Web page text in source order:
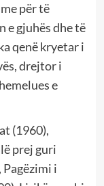
për të
e gjuhës dhe të
qenë kryetar i
drejtor i
e
(1960),
prej guri
Pagëzimi i